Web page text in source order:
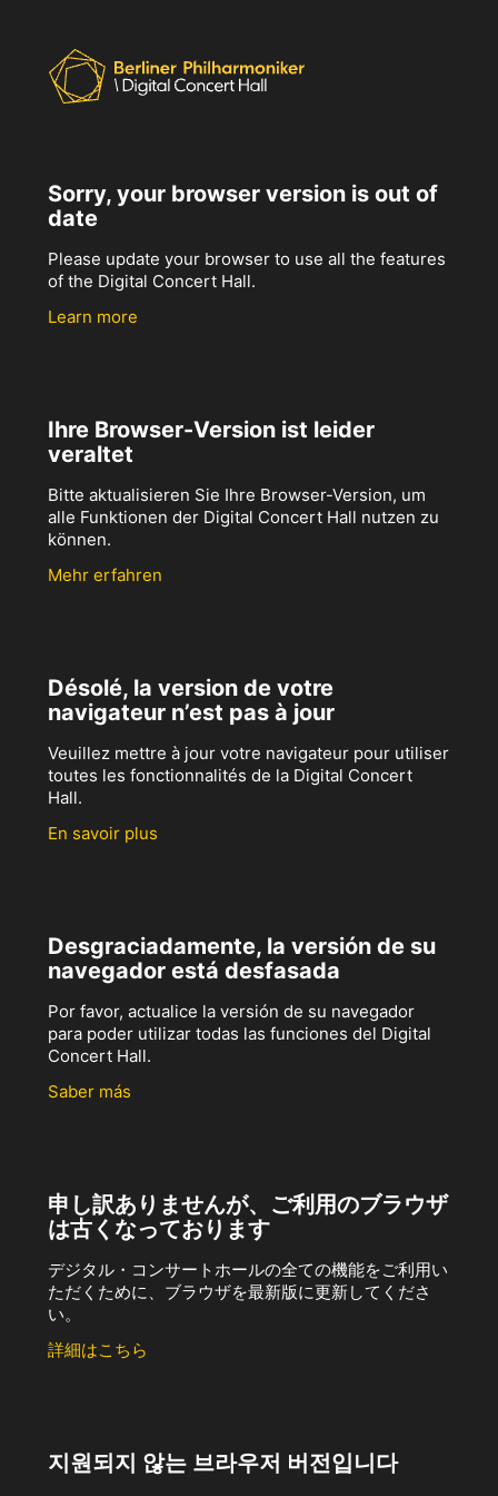
Sorry, your browser version is out of
date
Please update your browser to use all the features
of the Digital Concert Hall.
Learn more
Ihre Browser-Version ist leider
veraltet
Bitte aktualisieren Sie Ihre Browser-Version, um
alle Funktionen der Digital Concert Hall nutzen zu
können.
Mehr erfahren
Désolé, la version de votre
navigateur n’est pas à jour
Veuillez mettre à jour votre navigateur pour utiliser
toutes les fonctionnalités de la Digital Concert
Hall.
En savoir plus
Desgraciadamente, la versión de su
navegador está desfasada
Por favor, actualice la versión de su navegador
para poder utilizar todas las funciones del Digital
Concert Hall.
Saber más
申し訳ありませんが、ご利用のブラウザ
は古くなっております
デジタル・コンサートホールの全ての機能をご利用い
ただくために、ブラウザを最新版に更新してくださ
い。
詳細はこちら
지원되지 않는 브라우저 버전입니다